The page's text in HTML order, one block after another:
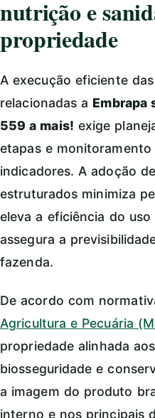
nutrição e
propriedade
A execução eficiente
relacionadas a Embrapa
559 a mais! exige
etapas e
indicadores. A adoção
estruturados minimiza
eleva a eficiência do
assegura a
fazenda.
De acordo com
Agricultura e Pecuária
propriedade alinhada
biosseguridade e
a imagem do produto
interno e nos principais